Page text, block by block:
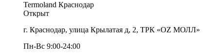
Termoland Краснодар
Открыт
г. Краснодар, улица Крылатая д, 2, ТРК «OZ МОЛЛ»
Пн-Вс 9:00-24:00